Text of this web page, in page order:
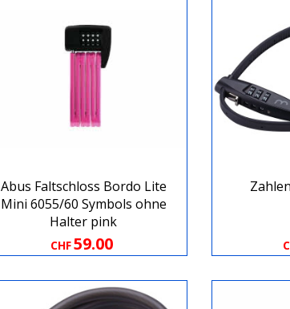
Abus Faltschloss Bordo Lite
Mini 6055/60 Symbols ohne
Halter pink
CHF59.00